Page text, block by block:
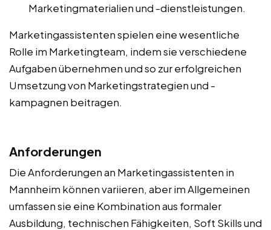
Marketingmaterialien und -dienstleistungen.
Marketingassistenten spielen eine wesentliche
Rolle im Marketingteam, indem sie verschiedene
Aufgaben übernehmen und so zur erfolgreichen
Umsetzung von Marketingstrategien und -
kampagnen beitragen.
Anforderungen
Die Anforderungen an Marketingassistenten in
Mannheim können variieren, aber im Allgemeinen
umfassen sie eine Kombination aus formaler
Ausbildung, technischen Fähigkeiten, Soft Skills und